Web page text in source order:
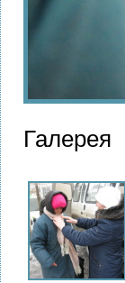
Галерея